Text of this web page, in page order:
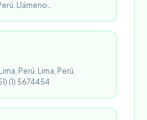
Llámeno…
Perú. Lima, Perú.
(1) 5674454